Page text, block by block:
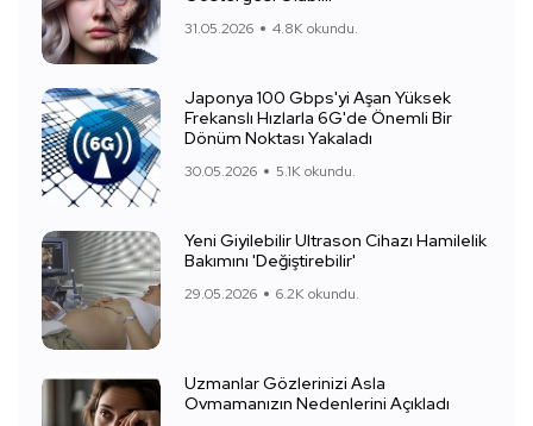
31.05.2026 4.8K okundu.
Japonya 100 Gbps'yi Aşan Yüksek
Frekanslı Hızlarla 6G'de Önemli Bir
Dönüm Noktası Yakaladı
30.05.2026 5.1K okundu.
Yeni Giyilebilir Ultrason Cihazı Hamilelik
Bakımını 'Değiştirebilir'
29.05.2026 6.2K okundu.
Uzmanlar Gözlerinizi Asla
Ovmamanızın Nedenlerini Açıkladı